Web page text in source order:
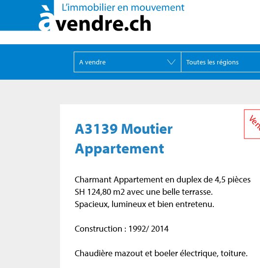
A3139 Moutier
Appartement
Charmant Appartement en duplex de 4,5 pièces
SH 124,80 m2 avec une belle terrasse.
Spacieux, lumineux et bien entretenu.
Construction : 1992/ 2014
Chaudière mazout et boeler électrique, toiture.